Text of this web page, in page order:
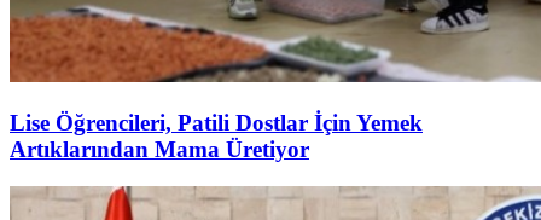
Lise Öğrencileri, Patili Dostlar İçin Yemek
Artıklarından Mama Üretiyor